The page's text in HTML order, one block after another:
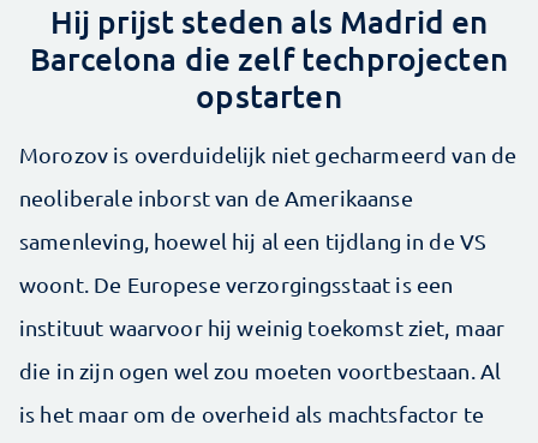
Hij prijst steden als Madrid en
Barcelona die zelf techprojecten
opstarten
Morozov is overduidelijk niet gecharmeerd van de
neoliberale inborst van de Amerikaanse
samenleving, hoewel hij al een tijdlang in de VS
woont. De Europese verzorgingsstaat is een
instituut waarvoor hij weinig toekomst ziet, maar
die in zijn ogen wel zou moeten voortbestaan. Al
is het maar om de overheid als machtsfactor te